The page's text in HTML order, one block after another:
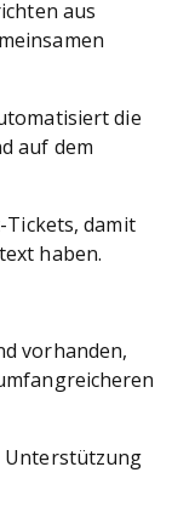
aus
die
auf dem
damit
haben.
vorhanden,
Unterstützung